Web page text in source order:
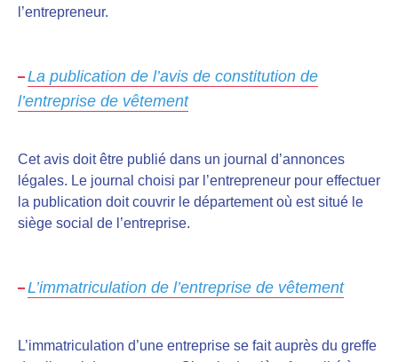
l’entrepreneur.
La publication de l’avis de constitution de
l’entreprise de vêtement
Cet avis doit être publié dans un journal d’annonces
légales. Le journal choisi par l’entrepreneur pour effectuer
la publication doit couvrir le département où est situé le
siège social de l’entreprise.
L’immatriculation de l’entreprise de vêtement
L’immatriculation d’une entreprise se fait auprès du greffe